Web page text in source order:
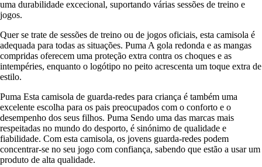
uma durabilidade excecional, suportando várias sessões de treino e
jogos.
Quer se trate de sessões de treino ou de jogos oficiais, esta camisola é
adequada para todas as situações. Puma A gola redonda e as mangas
compridas oferecem uma proteção extra contra os choques e as
intempéries, enquanto o logótipo no peito acrescenta um toque extra de
estilo.
Puma Esta camisola de guarda-redes para criança é também uma
excelente escolha para os pais preocupados com o conforto e o
desempenho dos seus filhos. Puma Sendo uma das marcas mais
respeitadas no mundo do desporto, é sinónimo de qualidade e
fiabilidade. Com esta camisola, os jovens guarda-redes podem
concentrar-se no seu jogo com confiança, sabendo que estão a usar um
produto de alta qualidade.